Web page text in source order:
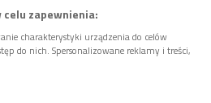
zapewnienia:
charakterystyki urządzenia do celów
do nich. Spersonalizowane reklamy i treści,